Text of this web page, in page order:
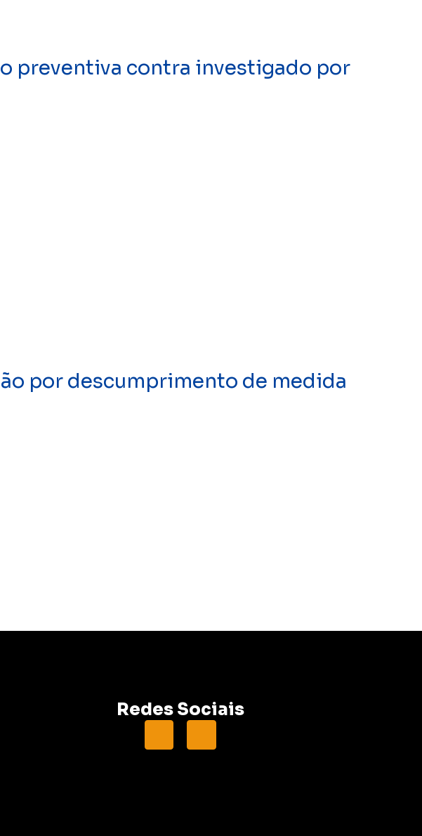
preventiva contra investigado por
por descumprimento de medida
Redes Sociais